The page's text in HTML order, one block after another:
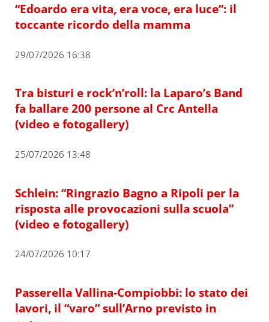
“Edoardo era vita, era voce, era luce”: il
toccante ricordo della mamma
29/07/2026 16:38
Tra bisturi e rock’n’roll: la Laparo’s Band
fa ballare 200 persone al Crc Antella
(video e fotogallery)
25/07/2026 13:48
Schlein: “Ringrazio Bagno a Ripoli per la
risposta alle provocazioni sulla scuola”
(video e fotogallery)
24/07/2026 10:17
Passerella Vallina-Compiobbi: lo stato dei
lavori, il “varo” sull’Arno previsto in